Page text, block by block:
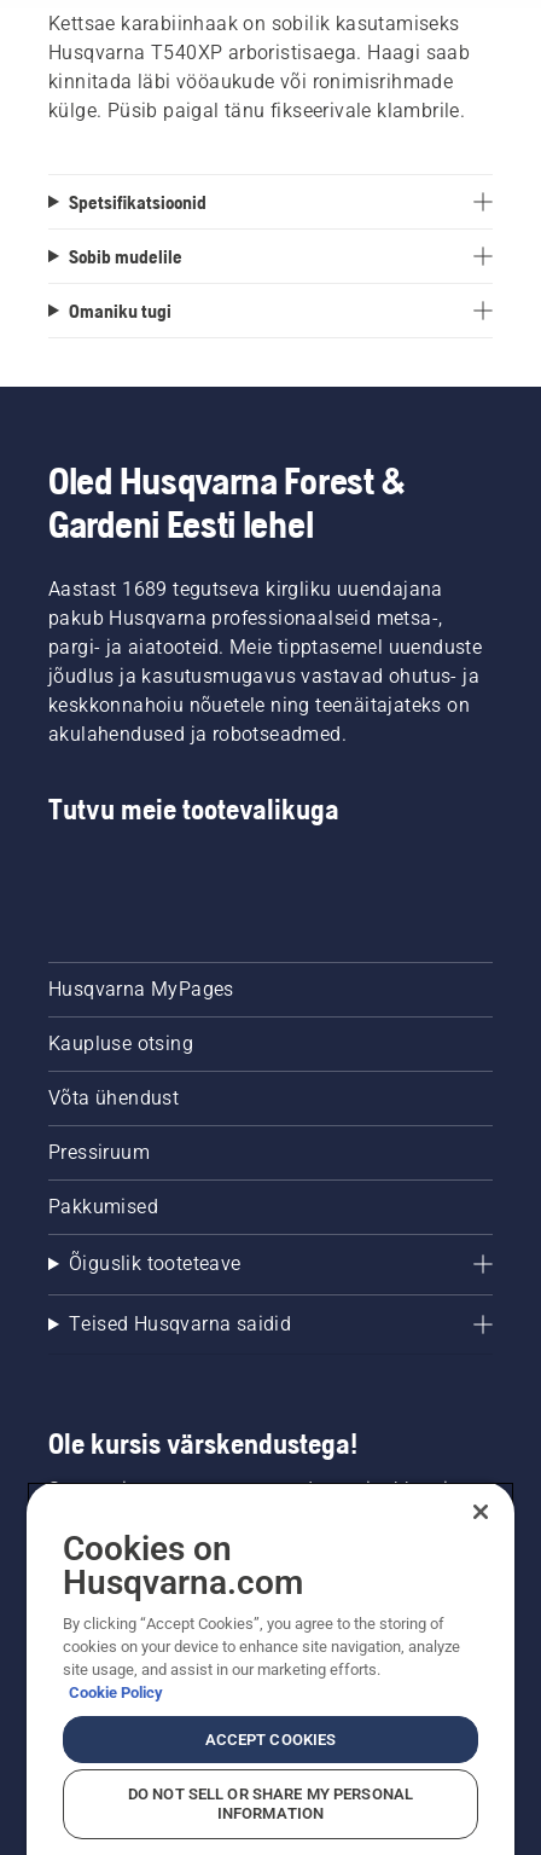
Kettsae karabiinhaak on sobilik kasutamiseks
Husqvarna T540XP arboristisaega. Haagi saab
kinnitada läbi vööaukude või ronimisrihmade
külge. Püsib paigal tänu fikseerivale klambrile.
Spetsifikatsioonid
Sobib mudelile
Omaniku tugi
Oled Husqvarna Forest &
Gardeni Eesti lehel
Aastast 1689 tegutseva kirgliku uuendajana
pakub Husqvarna professionaalseid metsa-,
pargi- ja aiatooteid. Meie tipptasemel uuenduste
jõudlus ja kasutusmugavus vastavad ohutus- ja
keskkonnahoiu nõuetele ning teenäitajateks on
akulahendused ja robotseadmed.
Tutvu meie tootevalikuga
Husqvarna MyPages
Kaupluse otsing
Võta ühendust
Pressiruum
Pakkumised
Õiguslik tooteteave
Teised Husqvarna saidid
Ole kursis värskendustega!
Saa uusimat teavet uute toodete, eripakkumiste
saamiseks siin.
Cookies on
Husqvarna.com
By clicking “Accept Cookies”, you agree to the storing of
cookies on your device to enhance site navigation, analyze
site usage, and assist in our marketing efforts.
Cookie Policy
ACCEPT COOKIES
DO NOT SELL OR SHARE MY PERSONAL
INFORMATION